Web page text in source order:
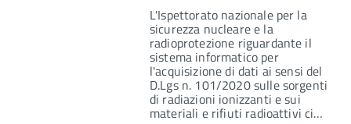
L'Ispettorato nazionale per la
sicurezza nucleare e la
radioprotezione riguardante il
sistema informatico per
l'acquisizione di dati ai sensi del
D.Lgs n. 101/2020 sulle sorgenti
di radiazioni ionizzanti e sui
materiali e rifiuti radioattivi ci…